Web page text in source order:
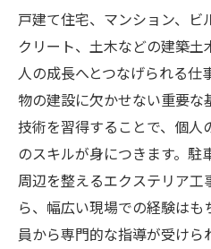
戸建て住宅、マンション、
クリート、土木などの建築
人の成長へとつなげられる仕
物の建設に欠かせない重要
技術を習得することで、個人
のスキルが身につきます。駐
周辺を整えるエクステリア
ら、幅広い現場での経験は
員から専門的な指導が受けら